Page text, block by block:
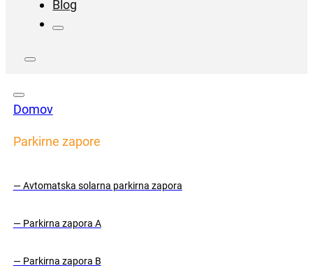
Blog
Domov
Parkirne zapore
— Avtomatska solarna parkirna zapora
— Parkirna zapora A
— Parkirna zapora B